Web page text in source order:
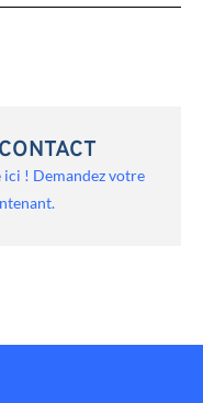
! Demandez votre